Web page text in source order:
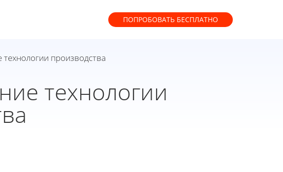
ПОПРОБОВАТЬ БЕСПЛАТНО
производства
технологии